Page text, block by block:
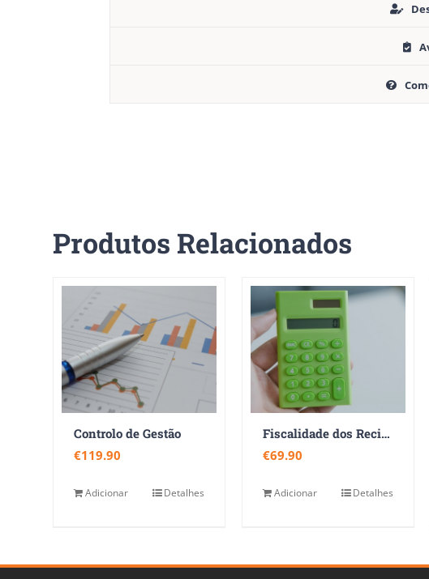
Produtos Relacionados
Controlo de Gestão
€119.90
Adicionar Detalhes
Fiscalidade dos Recibos Verdes
€69.90
Adicionar Detalhes